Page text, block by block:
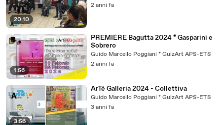
20:10
2 anni fa
1:56
PREMIÈRE Bagutta 2024 * Gasparini e
Sobrero
Guido Marcello Poggiani * GuizArt APS-ETS
2 anni fa
3:56
ArTé Galleria 2024 - Collettiva
Guido Marcello Poggiani * GuizArt APS-ETS
3 anni fa